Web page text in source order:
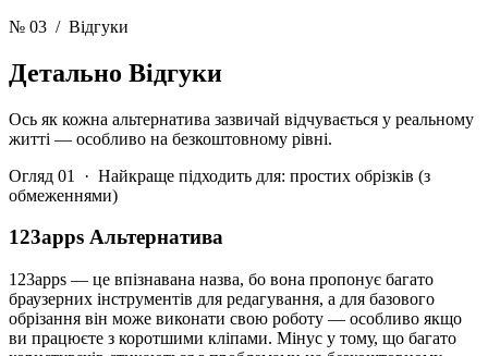
№ 03 / Відгуки
Детально Відгуки
Ось як кожна альтернатива зазвичай відчувається у реальному
житті — особливо на безкоштовному рівні.
Огляд 01 · Найкраще підходить для: простих обрізків (з
обмеженнями)
123apps Альтернатива
123apps — це впізнавана назва, бо вона пропонує багато
браузерних інструментів для редагування, а для базового
обрізання він може виконати свою роботу — особливо якщо
ви працюєте з коротшими кліпами. Мінус у тому, що багато